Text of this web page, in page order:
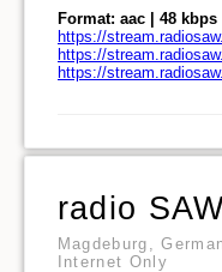
Format: aac | 48 kbps
radio
Magdeburg,
Internet Only